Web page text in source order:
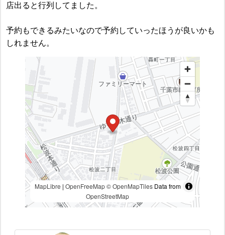
店出ると行列してました。
予約もできるみたいなので予約していったほうが良いかも
しれません。
MapLibre | OpenFreeMap © OpenMapTilesData from
OpenStreetMap